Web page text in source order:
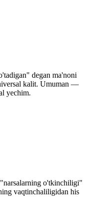
degan ma'noni
kalit. Umuman —
yechim.
o'tkinchiligi"
vaqtinchaliligidan his